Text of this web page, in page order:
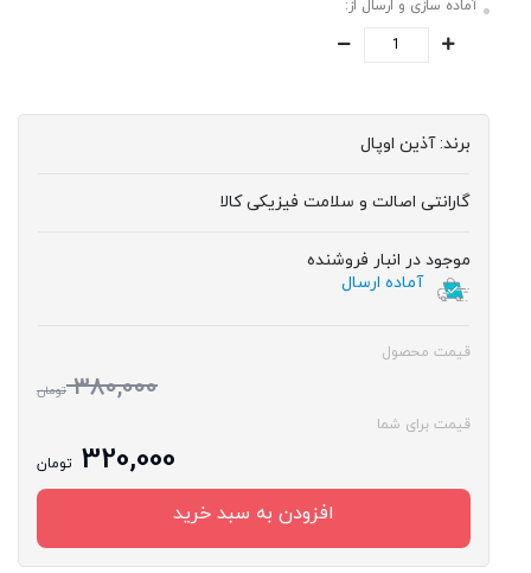
آماده سازی و ارسال از:
برند: آذین اوپال
گارانتی اصالت و سلامت فیزیکی کالا
موجود در انبار فروشنده
آماده ارسال
قیمت محصول
380,000 تومان
قیمت برای شما
320,000 تومان
افزودن به سبد خرید